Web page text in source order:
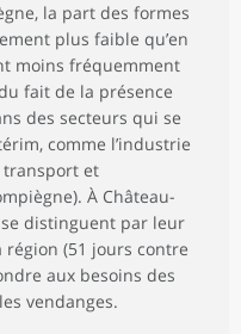
la part des formes
plus faible qu’en
moins fréquemment
fait de la présence
des secteurs qui se
comme l’industrie
transport et
À Château-
distinguent par leur
(51 jours contre
aux besoins des
vendanges.